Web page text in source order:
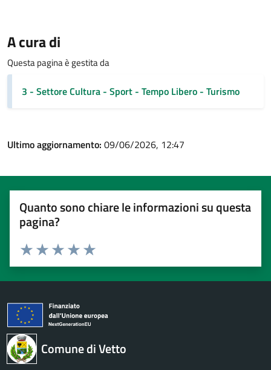
A cura di
Questa pagina è gestita da
3 - Settore Cultura - Sport - Tempo Libero - Turismo
Ultimo aggiornamento: 09/06/2026, 12:47
Quanto sono chiare le informazioni su questa
pagina?
Valuta 5 stelle su 5
Valuta 4 stelle su 5
Valuta 3 stelle su 5
Valuta 2 stelle su 5
Valuta 1 stelle su 5
Comune di Vetto